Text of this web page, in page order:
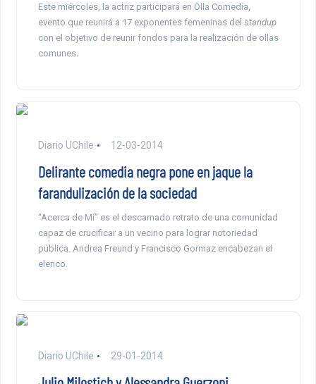
Este miércoles, la actriz participará en Olla Comedia,
evento que reunirá a 17 exponentes femeninas del standup
con el objetivo de reunir fondos para la realización de ollas
comunes.
Diario UChile 12-03-2014
Delirante comedia negra pone en jaque la
farandulización de la sociedad
“Acerca de Mí” es el descarnado retrato de una comunidad
capaz de crucificar a un vecino para lograr notoriedad
pública. Andrea Freund y Francisco Gormaz encabezan el
elenco.
Diario UChile 29-01-2014